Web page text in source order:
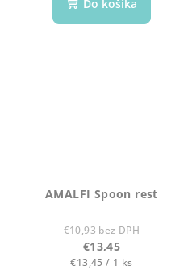
Do košíka
AMALFI Spoon rest
€10,93 bez DPH
€13,45
Jednotková
€13,45 / 1 ks